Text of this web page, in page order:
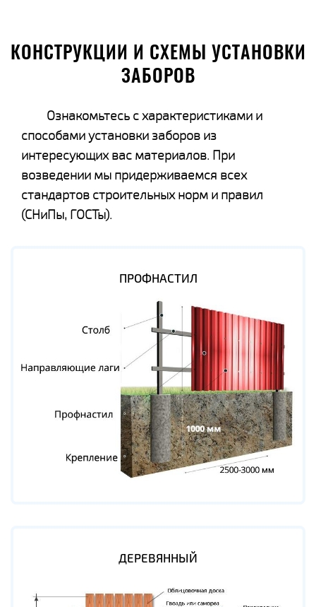
КОНСТРУКЦИИ И СХЕМЫ УСТАНОВКИ
ЗАБОРОВ
Ознакомьтесь с характеристиками и
способами установки заборов из
интересующих вас материалов. При
возведении мы придерживаемся всех
стандартов строительных норм и правил
(СНиПы, ГОСТы).
ПРОФНАСТИЛ
ДЕРЕВЯННЫЙ